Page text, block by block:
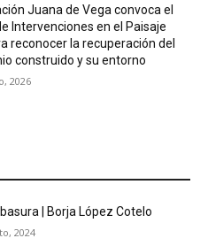
Juana de Vega convoca el
Intervenciones en el Paisaje
reconocer la recuperación del
construido y su entorno
2026
| Borja López Cotelo
2024